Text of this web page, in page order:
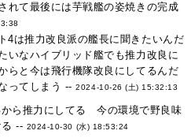
れて最後には芋戦艦の姿焼きの完成
4は推力改良派の艦長に聞きたいんだ
いなハイブリッド艦でも推力改良に
らと今は飛行機隊改良にしてるんだ
ってしまう --2024-10-26 (土) 15:32:13
ら推力にしてる 今の環境で野良味
-- 2024-10-30 (水) 18:53:24